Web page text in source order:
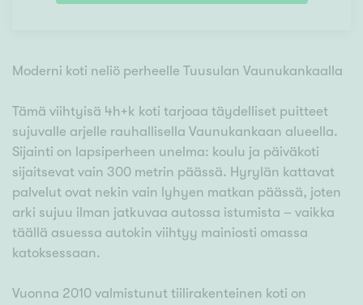
Moderni koti neliö perheelle Tuusulan Vaunukankaalla
Tämä viihtyisä 4h+k koti tarjoaa täydelliset puitteet
sujuvalle arjelle rauhallisella Vaunukankaan alueella.
Sijainti on lapsiperheen unelma: koulu ja päiväkoti
sijaitsevat vain 300 metrin päässä. Hyrylän kattavat
palvelut ovat nekin vain lyhyen matkan päässä, joten
arki sujuu ilman jatkuvaa autossa istumista – vaikka
täällä asuessa autokin viihtyy mainiosti omassa
katoksessaan.
Vuonna 2010 valmistunut tiilirakenteinen koti on